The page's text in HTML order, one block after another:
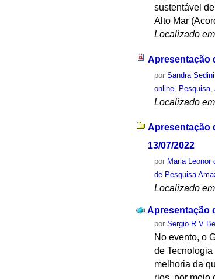
sustentável
Alto Mar
Localizado em
Apresentação
porSandra Sedini
online
Pesquisa ,
Localizado em
Apresentação
13/07/2022
por Maria Leonor
de Pesquisa
Localizado em
Apresentação
porSergio R V
No evento, o
de
melhoria da